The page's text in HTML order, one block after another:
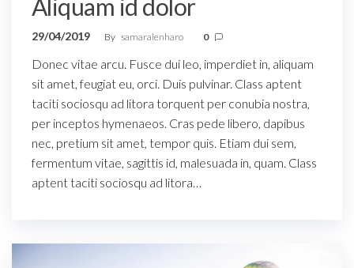
Aliquam id dolor
29/04/2019 By samaralenharo 0
Donec vitae arcu. Fusce dui leo, imperdiet in, aliquam
sit amet, feugiat eu, orci. Duis pulvinar. Class aptent
taciti sociosqu ad litora torquent per conubia nostra,
per inceptos hymenaeos. Cras pede libero, dapibus
nec, pretium sit amet, tempor quis. Etiam dui sem,
fermentum vitae, sagittis id, malesuada in, quam. Class
aptent taciti sociosqu ad litora…